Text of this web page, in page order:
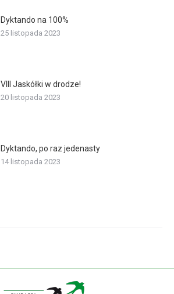
Dyktando na 100%
25 listopada 2023
VIII Jaskółki w drodze!
20 listopada 2023
Dyktando, po raz jedenasty
14 listopada 2023